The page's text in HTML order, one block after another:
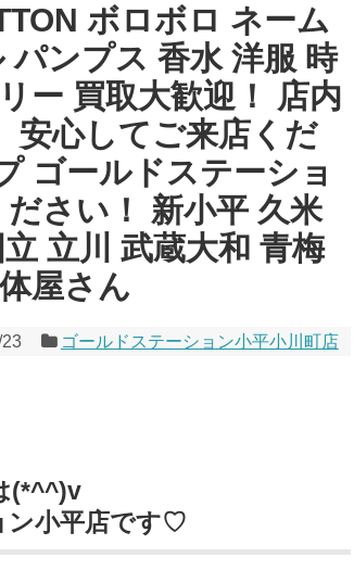
ボロボロ ネーム
パンプス 香水 洋服 時
ー 買取大歓迎！ 店内
安心してご来店くだ
ゴールドステーショ
さい！ 新小平 久米
立川 武蔵大和 青梅
屋さん
ゴールドステーション小平小川町店
(*^^)v
ン小平店です♡